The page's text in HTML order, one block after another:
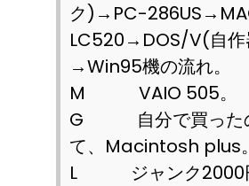
ク) → PC-286US→
LC520→ DOS/V(自
→Win95機の流れ。
M
VAIO 505。
G 自分で買った
て、 Macintosh plus。
Lジャンク2000